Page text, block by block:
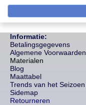
Informatie:
Betalingsgegevens
Algemene Voorwaarden
Materialen
Blog
Maattabel
Trends van het Seizoen
Sidemap
Retourneren